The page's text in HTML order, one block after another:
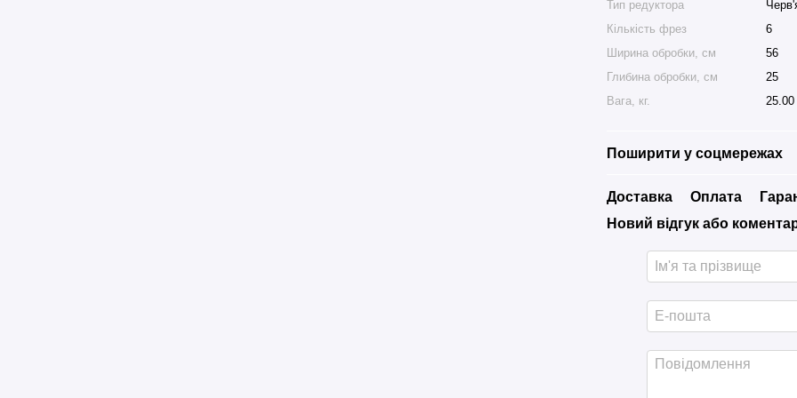
Тип редуктора
Кількість фрез
6
Ширина обробки, см
56
Глибина обробки, см
25
Вага, кг.
25.00
Поширити у соцмережах
Доставка Оплата
Новий відгук або